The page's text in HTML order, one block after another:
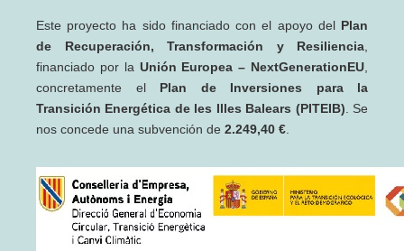
Este proyecto ha sido financiado con el apoyo del Plan
de Recuperación, Transformación y Resiliencia
financiado por la Unión Europea – NextGenerationEU
concretamente el Plan de Inversiones para la
Transición Energética de les Illes Balears (PITEIB) . Se
nos concede una subvención de 2.249,40 €